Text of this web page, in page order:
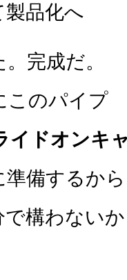
品化へ
完成だ。
このパイプ
イドオンキ
備するから
構わない